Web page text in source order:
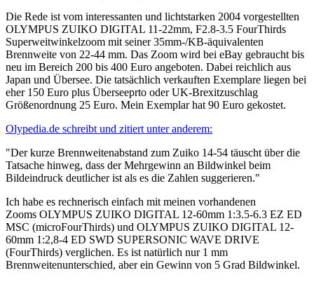
Die Rede ist vom interessanten und lichtstarken 2004 vorgestellten
OLYMPUS ZUIKO DIGITAL 11-22mm, F2.8-3.5 FourThirds
Superweitwinkelzoom mit seiner 35mm-/KB-äquivalenten
Brennweite von 22-44 mm. Das Zoom wird bei eBay gebraucht bis
neu im Bereich 200 bis 400 Euro angeboten. Dabei reichlich aus
Japan und Übersee. Die tatsächlich verkauften Exemplare liegen bei
eher 150 Euro plus Überseeprto oder UK-Brexitzuschlag
Größenordnung 25 Euro. Mein Exemplar hat 90 Euro gekostet.
Olypedia.de schreibt und zitiert unter anderem:
"Der kurze Brennweitenabstand zum Zuiko 14-54 täuscht über die
Tatsache hinweg, dass der Mehrgewinn an Bildwinkel beim
Bildeindruck deutlicher ist als es die Zahlen suggerieren."
Ich habe es rechnerisch einfach mit meinen vorhandenen
Zooms OLYMPUS ZUIKO DIGITAL 12-60mm 1:3.5-6.3 EZ ED
MSC (microFourThirds) und OLYMPUS ZUIKO DIGITAL 12-
60mm 1:2,8-4 ED SWD SUPERSONIC WAVE DRIVE
(FourThirds) verglichen. Es ist natürlich nur 1 mm
Brennweitenunterschied, aber ein Gewinn von 5 Grad Bildwinkel.